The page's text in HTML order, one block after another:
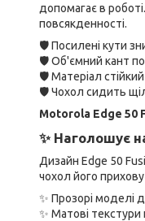
допомагає в
повсякденності.
🛡 Посилені кути
🛡 Об'ємний кант
🛡 Матеріал
🛡 Чохол сидить
Motorola Edge 50
✨ Наголошує
Дизайн Edge 50
чохол його
✨ Прозорі моделі
✨ Матові